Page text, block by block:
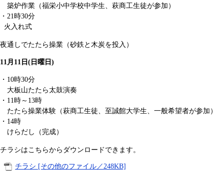
築炉作業（福栄小中学校中学生、萩商工生徒が参加）
・21時30分
火入れ式
夜通しでたたら操業（砂鉄と木炭を投入）
11月11日(日曜日)
・10時30分
大板山たたら太鼓演奏
・11時～13時
たたら操業体験（萩商工生徒、至誠館大学生、一般希望者が参加）
・14時
けらだし（完成）
チラシはこちらからダウンロードできます。
チラシ [その他のファイル／248KB]